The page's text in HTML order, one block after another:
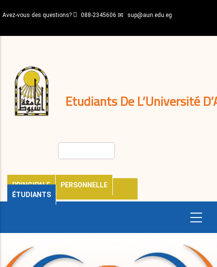
au
principal
Avez-vous des questions? 088-2345606 sup@aun.edu.eg
Etudiants De L’Université
PRINCIPALE
PERSONNELLE
ÉTUDIANTS
décisions
Expatriés
Journal